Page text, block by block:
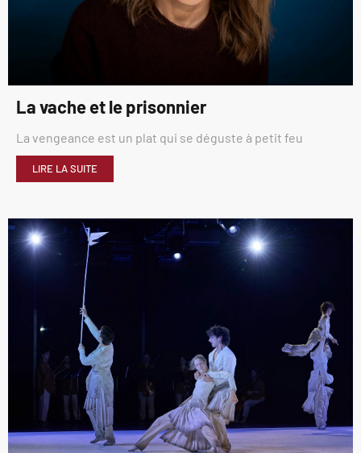
La vache et le prisonnier
La vengeance est un plat qui se déguste à petit feu
LIRE LA SUITE